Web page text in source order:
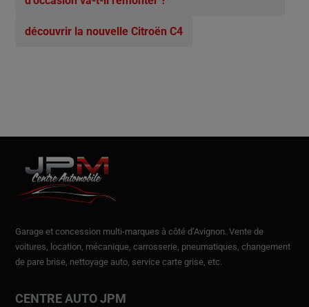
découvrir la nouvelle Citroën C4
Garage et concession multi-marques à côté d’Avignon. Vente de
voitures, location, mécanique, carrosserie, pneumatiques, changement
de pare brise, nettoyage auto, service carte grise, etc.
CENTRE AUTO JPM